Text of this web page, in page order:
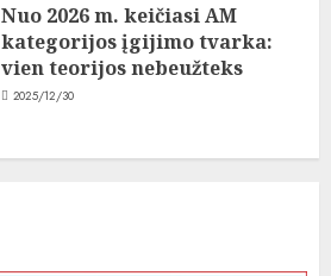
Nuo 2026 m. keičiasi AM
kategorijos įgijimo tvarka:
vien teorijos nebeužteks
2025/12/30